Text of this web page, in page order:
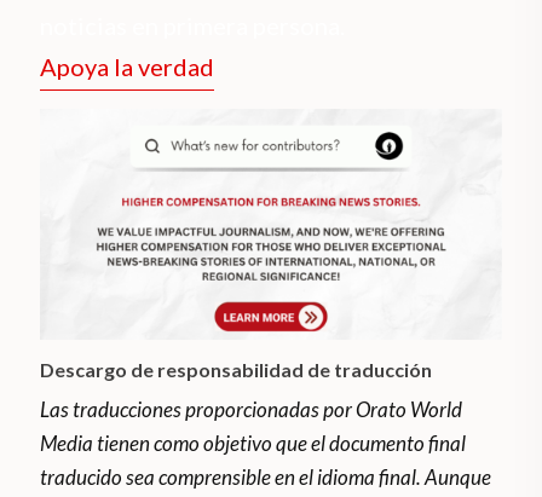
Apoya la verdad
Descargo de responsabilidad de traducción
Las traducciones proporcionadas por Orato World
Media tienen como objetivo que el documento final
traducido sea comprensible en el idioma final. Aunque